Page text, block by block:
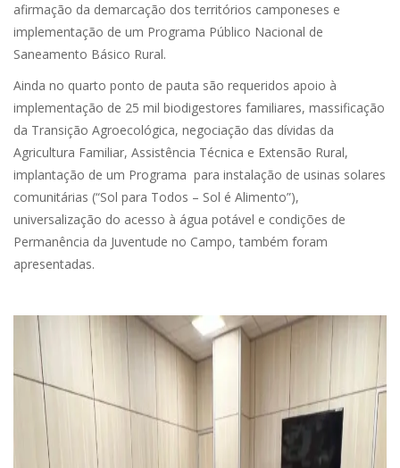
afirmação da demarcação dos territórios camponeses e
implementação de um Programa Público Nacional de
Saneamento Básico Rural.
Ainda no quarto ponto de pauta são requeridos apoio à
implementação de 25 mil biodigestores familiares, massificação
da Transição Agroecológica, negociação das dívidas da
Agricultura Familiar, Assistência Técnica e Extensão Rural,
implantação de um Programa para instalação de usinas solares
comunitárias (“Sol para Todos – Sol é Alimento”),
universalização do acesso à água potável e condições de
Permanência da Juventude no Campo, também foram
apresentadas.